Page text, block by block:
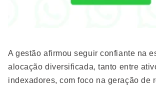
A gestão afirmou seguir confiante na
alocação diversificada, tanto entre
indexadores, com foco na geração de